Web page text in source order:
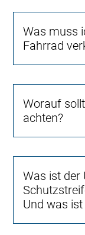
Was muss
Fahrrad
Worauf
achten?
Was ist der
Und was